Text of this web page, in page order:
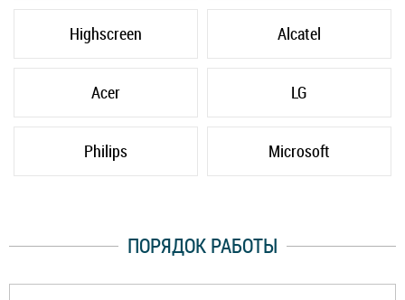
Highscreen Alcatel
Acer LG
Philips Microsoft
ПОРЯДОК РАБОТЫ